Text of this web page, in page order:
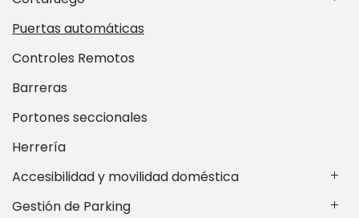
Puertas automáticas
Controles Remotos
Barreras
Portones seccionales
Herrería
Accesibilidad y movilidad doméstica
Gestión de Parking